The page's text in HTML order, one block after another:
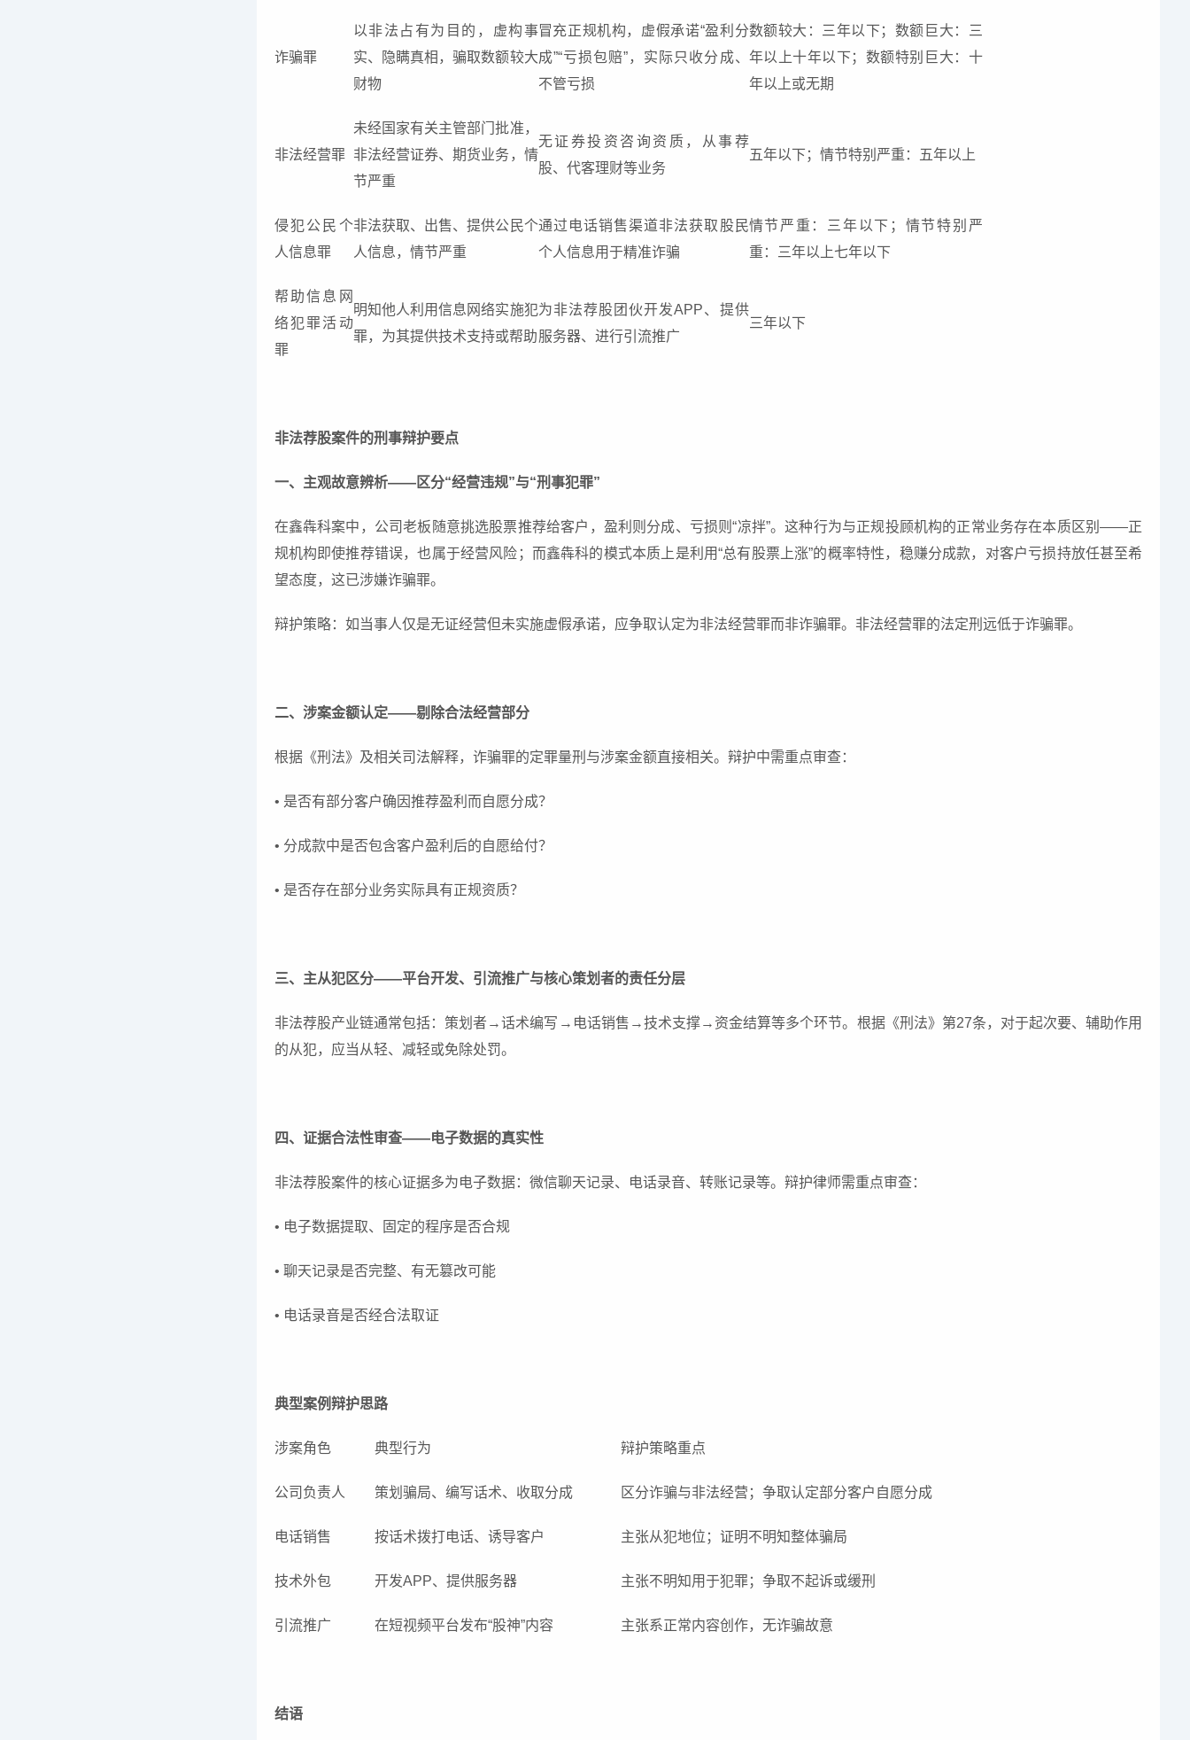
诈骗罪
以非法占有为目的，虚构事
实、隐瞒真相，骗取数额较大
财物
冒充正规机构，虚假承诺“盈利分
成”“亏损包赔”，实际只收分成、
不管亏损
数额较大：三年以下；数额巨大：三
年以上十年以下；数额特别巨大：十
年以上或无期
非法经营罪
未经国家有关主管部门批准，
非法经营证券、期货业务，情
节严重
无证券投资咨询资质，从事荐
股、代客理财等业务
五年以下；情节特别严重：五年以上
侵犯公民个
人信息罪
非法获取、出售、提供公民个
人信息，情节严重
通过电话销售渠道非法获取股民
个人信息用于精准诈骗
情节严重：三年以下；情节特别严
重：三年以上七年以下
帮助信息网
络犯罪活动
罪
明知他人利用信息网络实施犯
罪，为其提供技术支持或帮助
为非法荐股团伙开发APP、提供
服务器、进行引流推广
三年以下
非法荐股案件的刑事辩护要点
一、主观故意辨析——区分“经营违规”与“刑事犯罪”
在鑫犇科案中，公司老板随意挑选股票推荐给客户，盈利则分成、亏损则“凉拌”。这种行为与正规投顾机构的正常业务存在本质区别——正
规机构即使推荐错误，也属于经营风险；而鑫犇科的模式本质上是利用“总有股票上涨”的概率特性，稳赚分成款，对客户亏损持放任甚至希
望态度，这已涉嫌诈骗罪。
辩护策略：如当事人仅是无证经营但未实施虚假承诺，应争取认定为非法经营罪而非诈骗罪。非法经营罪的法定刑远低于诈骗罪。
二、涉案金额认定——剔除合法经营部分
根据《刑法》及相关司法解释，诈骗罪的定罪量刑与涉案金额直接相关。辩护中需重点审查：
• 是否有部分客户确因推荐盈利而自愿分成？
• 分成款中是否包含客户盈利后的自愿给付？
• 是否存在部分业务实际具有正规资质？
三、主从犯区分——平台开发、引流推广与核心策划者的责任分层
非法荐股产业链通常包括：策划者→话术编写→电话销售→技术支撑→资金结算等多个环节。根据《刑法》第27条，对于起次要、辅助作用
的从犯，应当从轻、减轻或免除处罚。
四、证据合法性审查——电子数据的真实性
非法荐股案件的核心证据多为电子数据：微信聊天记录、电话录音、转账记录等。辩护律师需重点审查：
• 电子数据提取、固定的程序是否合规
• 聊天记录是否完整、有无篡改可能
• 电话录音是否经合法取证
典型案例辩护思路
涉案角色 典型行为 辩护策略重点
公司负责人 策划骗局、编写话术、收取分成 区分诈骗与非法经营；争取认定部分客户自愿分成
电话销售 按话术拨打电话、诱导客户 主张从犯地位；证明不明知整体骗局
技术外包 开发APP、提供服务器 主张不明知用于犯罪；争取不起诉或缓刑
引流推广 在短视频平台发布“股神”内容 主张系正常内容创作，无诈骗故意
结语